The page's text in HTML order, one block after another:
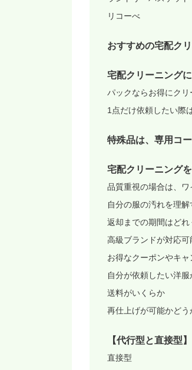
リコーべ
おすすめの宅配ク
宅配クリーニング
パックならお得にク
1点だけ依頼したい際
特殊品は、専用コ
宅配クリーニング
品質重視の場合は、ワ
自分の服の汚れを理解
返却までの期間はどれ
高級ブランドが対応可
お得なクーポンやキ
自分が依頼したい洋
送料がいくらか
再仕上げが可能かどう
【代行型と直接型
直接型